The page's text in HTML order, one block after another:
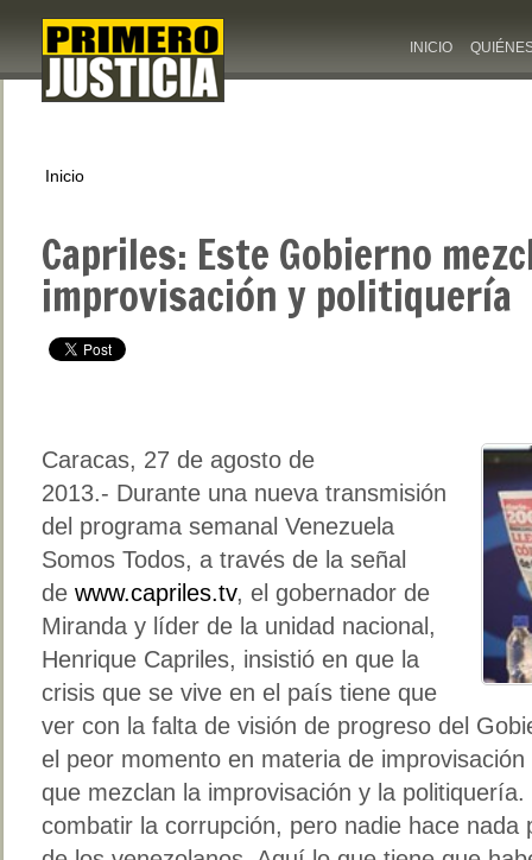
INICIO
Inicio
Capriles: Este Gobierno
improvisación y politiquería
Caracas, 27 de agosto de
2013.- Durante una nueva transmisión
del programa semanal Venezuela
Somos Todos, a través de la señal
de www.capriles.tv, el gobernador de
Miranda y líder de la unidad nacional,
Henrique Capriles, insistió en que la
crisis que se vive en el país tiene que
ver con la falta de visión de progreso del
el peor momento en materia de
que mezclan la improvisación y la
combatir la corrupción, pero nadie hace nada